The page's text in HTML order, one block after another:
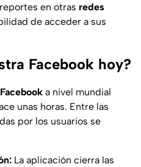
en otras redes
de acceder a sus
Facebook hoy?
a nivel mundial
unas horas. Entre las
por los usuarios se
La aplicación cierra las